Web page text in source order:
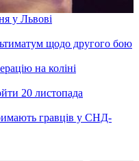
у Львові
щодо другого бою
на коліні
20 листопада
гравців у СНД-